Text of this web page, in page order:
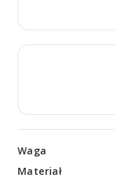
Waga
Materiał